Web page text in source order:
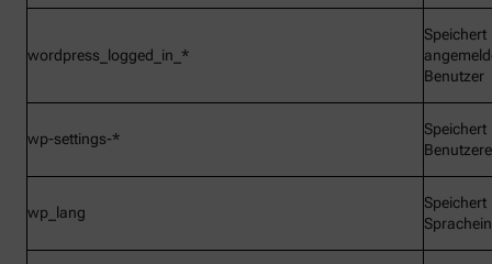
wordpress_logged_in_*
Speichert
Benutzer
wp-settings-*
Speichert
wp_lang
Speichert